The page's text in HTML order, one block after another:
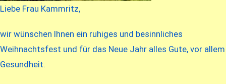
Liebe Frau Kammritz,
wir wünschen Ihnen ein ruhiges und besinnliches
Weihnachtsfest und für das Neue Jahr alles Gute, vor allem
Gesundheit.